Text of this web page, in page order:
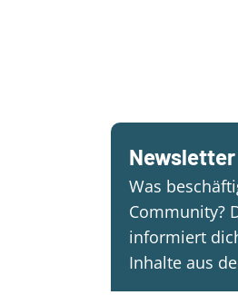
Newsletter
Was
Community?
informiert
Inhalte aus